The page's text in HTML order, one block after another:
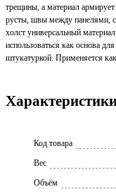
трещины, а материал
русты, швы между панелями,
холст универсальный
использоваться как основа
штукатуркой. Применяется
Код товара
Вес
Объём